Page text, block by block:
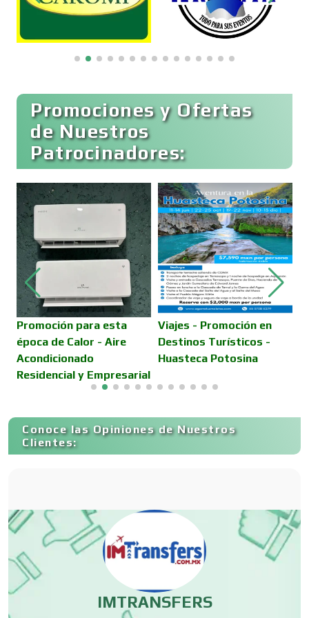
Cafeterías
Cajas de Ahorro
Cámaras de Comercio
Camiones para Fletes
Cancelería de Aluminio
Capacitación
Carpinterías
Centros Comerciales
Promociones y Ofertas
de Nuestros
Patrocinadores:
Promoción para esta
época de Calor - Aire
Acondicionado
Residencial y Empresarial
Viajes - Promoción en
Destinos Turísticos -
Huasteca Potosina
Conoce las Opiniones de Nuestros
Clientes:
IMTRANSFERS